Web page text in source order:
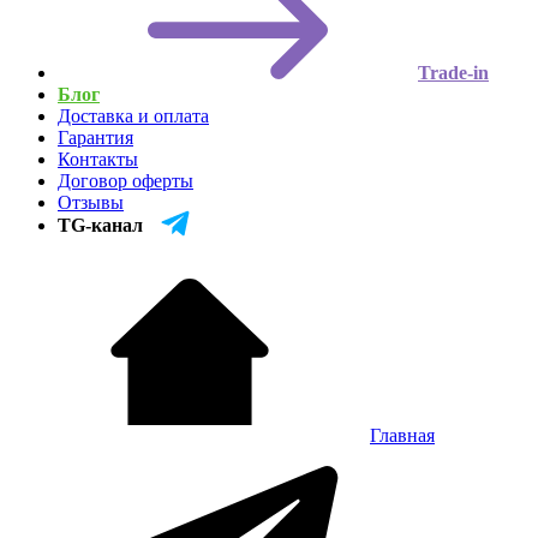
Trade-in
Блог
Доставка и оплата
Гарантия
Контакты
Договор оферты
Отзывы
TG-канал
Главная